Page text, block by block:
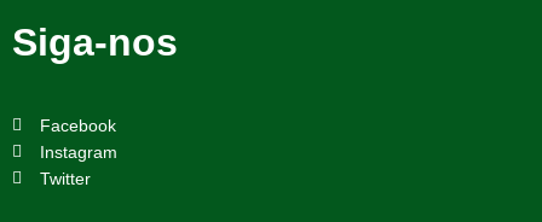
Siga-nos
Facebook
Instagram
Twitter